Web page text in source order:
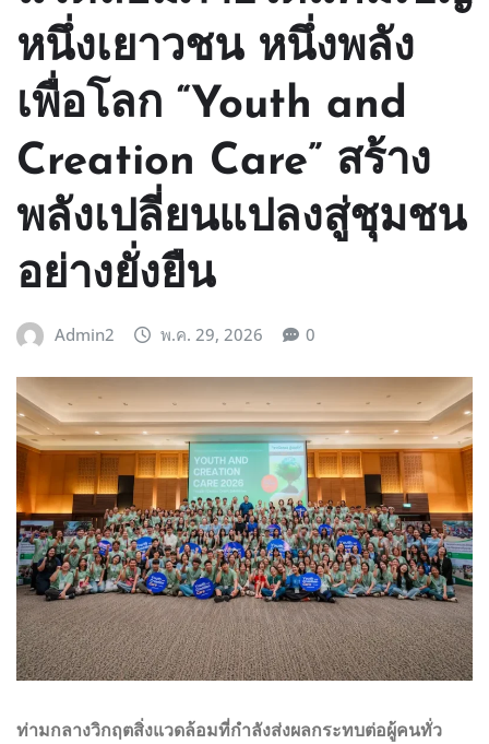
หนึ่งเยาวชน หนึ่งพลัง
เพื่อโลก “Youth and
Creation Care” สร้าง
พลังเปลี่ยนแปลงสู่ชุมชน
อย่างยั่งยืน
Admin2 พ.ค. 29, 2026 0
ท่ามกลางวิกฤตสิ่งแวดล้อมที่กำลังส่งผลกระทบต่อผู้คนทั่ว